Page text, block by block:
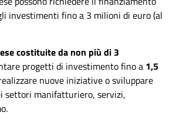
investimenti fino a 3 milioni di euro (al
costituite da non più di 3
progetti di investimento fino a 1,5
nuove iniziative o sviluppare
settori manifatturiero, servizi,